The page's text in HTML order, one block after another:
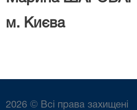
м. Києва
2026 © Всі права захищені